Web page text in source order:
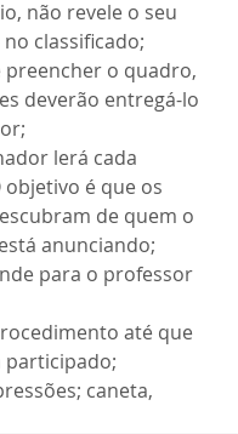
não revele o seu
classificado;
preencher o quadro,
deverão entregá-lo
lerá cada
objetivo é que os
de quem o
anunciando;
para o professor
até que
caneta,